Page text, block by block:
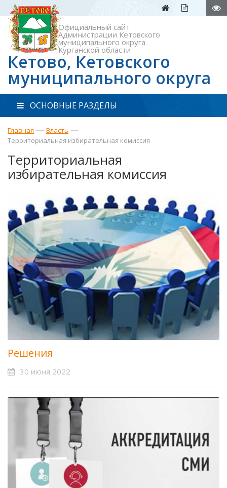
Официальный сайт
Администрации Кетовского
муниципального округа
Курганской области
Кетово, Кетовского
муниципального округа
ОСНОВНЫЕ РАЗДЕЛЫ
Главная — Власть —
Территориальная избирательная комиссия
Территориальная
избирательная комиссия
Решения
30 июня 2022